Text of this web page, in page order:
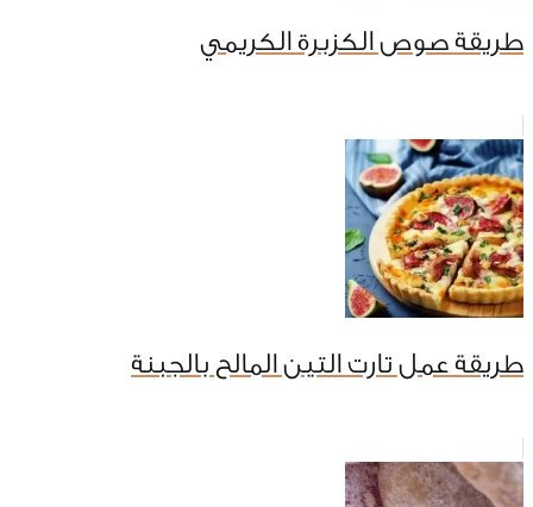
طريقة صوص الكزبرة الكريمي
طريقة عمل تارت التين المالح بالجبنة